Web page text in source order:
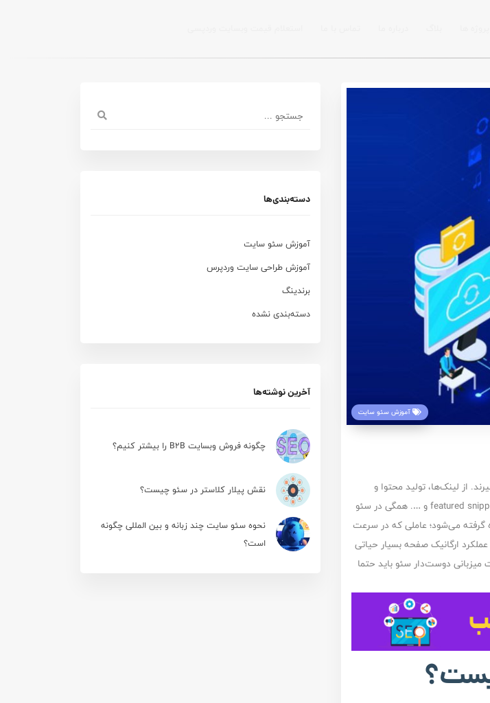
آموزش سئو سایت
از لینک‌ها، تولید محتوا و
نقشه‌های وب‌سایت گرفته تا موارد جدید‌تری مانند جستجو‌های صوتی، ایندکس موبایل،featured snippets و …. همگی در سئو
گرفته می‌شود؛ عاملی که در سرعت
ارگانیک صفحه بسیار حیاتی
دوست‌دار سئو باید حتما
دسته‌بندی‌ها
آموزش سئو سایت
آموزش طراحی سایت وردپرس
برندینگ
دسته‌بندی نشده
آخرین نوشته‌ها
چگونه فروش وبسایت B2B را بیشتر کنیم؟
نقش پیلار کلاستر در سئو چیست؟
نحوه سئو سایت چند زبانه و بین المللی چگونه
است؟